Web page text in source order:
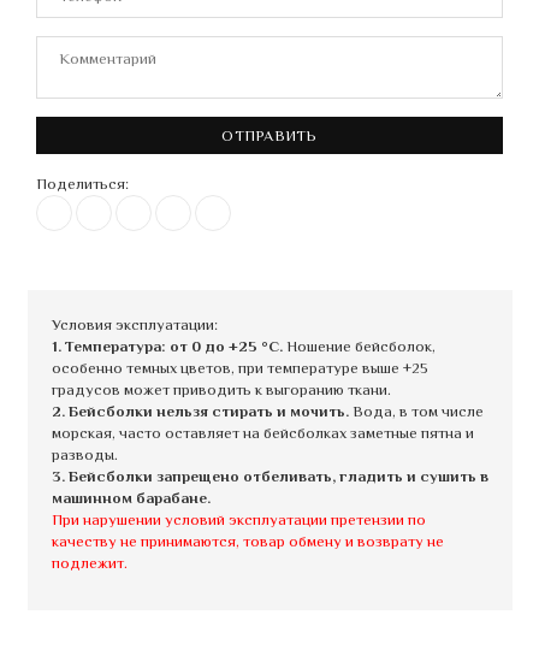
ОТПРАВИТЬ
Поделиться:
Условия эксплуатации:
1. Температура: от 0 до +25 °C.Ношение бейсболок,
особенно темных цветов, при температуре выше +25
градусов может приводить к выгоранию ткани.
2. Бейсболки нельзя стирать и мочить.Вода, в том числе
морская, часто оставляет на бейсболках заметные пятна и
разводы.
3. Бейсболки запрещено отбеливать, гладить и сушить в
машинном барабане.
При нарушении условий эксплуатации претензии по
качеству не принимаются, товар обмену и возврату не
подлежит.